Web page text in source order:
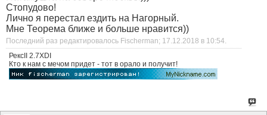
Стопудово!
Лично я перестал ездить на Нагорный.
Мне Теорема ближе и больше нравится))
Последний раз редактировалось Fischerman; 17.12.2018 в 10:54
РексII 2.7ХDI
Кто к нам с мечом придет - тот в орало и получит!